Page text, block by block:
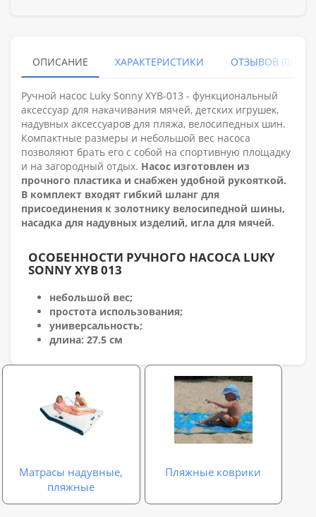
ОПИСАНИЕ ХАРАКТЕРИСТИКИ ОТЗЫВОВ (0)
Ручной насос Luky Sonny XYB-013 - функциональный
аксессуар для накачивания мячей, детских игрушек,
надувных аксессуаров для пляжа, велосипедных шин.
Компактные размеры и небольшой вес насоса
позволяют брать его с собой на спортивную площадку
и на загородный отдых. Насос изготовлен из
прочного пластика и снабжен удобной рукояткой.
В комплект входят гибкий шланг для
присоединения к золотнику велосипедной шины,
насадка для надувных изделий, игла для мячей.
ОСОБЕННОСТИ РУЧНОГО НАСОСА LUKY
SONNY XYB 013
небольшой вес;
простота использования;
универсальность;
длина: 27.5 см
Матрасы надувные,
пляжные
Пляжные коврики